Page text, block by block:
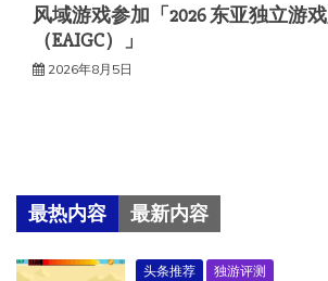
风域游戏参加「2026 东亚独立游
（EAIGC）」
2026年8月5日
最热内容 最新内容
头条推荐 独游评测